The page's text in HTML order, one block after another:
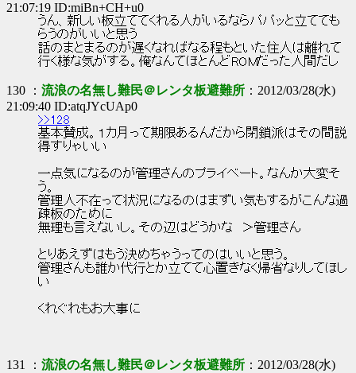
21:07:19 ID:miBn+CH+u0
うん、新しい板立ててくれる人がいるならパパッと立てても
らうのがいいと思う
話のまとまるのが遅くなればなる程もといた住人は離れて
行く様な気がする。俺なんてほとんどROMだった人間だし
130 ： 流浪の名無し難民＠レンタ板避難所 ：2012/03/28(水)
21:09:40 ID:atqJYcUAp0
>>128
基本賛成。１カ月って期限あるんだから閉鎖派はその間説
得すりゃいい
一点気になるのが管理さんのプライベート。なんか大変そ
う。
管理人不在って状況になるのはまずい気もするがこんな過
疎板のために
無理も言えないし。その辺はどうかな ＞管理さん
とりあえずはもう決めちゃうってのはいいと思う。
管理さんも誰か代行とか立てて心置きなく帰省なりしてほし
い
くれぐれもお大事に
131 ： 流浪の名無し難民＠レンタ板避難所 ：2012/03/28(水)